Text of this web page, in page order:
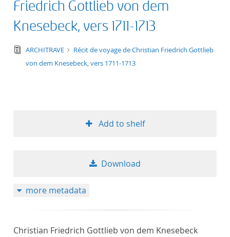
Friedrich Gottlieb von dem
Knesebeck, vers 1711-1713
text/tg.edition+tg.aggregation+xml
ARCHITRAVE
Récit de voyage de Christian Friedrich Gottlieb
von dem Knesebeck, vers 1711-1713
Add to shelf
Download
more metadata
Christian Friedrich Gottlieb von dem Knesebeck